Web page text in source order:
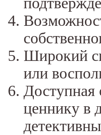
Широкий
или
Доступная
ценнику в